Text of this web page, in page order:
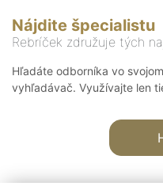
Nájdite špecialistu
Rebríček združuje tých
Hľadáte odborníka vo
vyhľadávač. Využívajte len